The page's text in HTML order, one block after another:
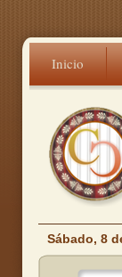
Inicio
Sábado, 8